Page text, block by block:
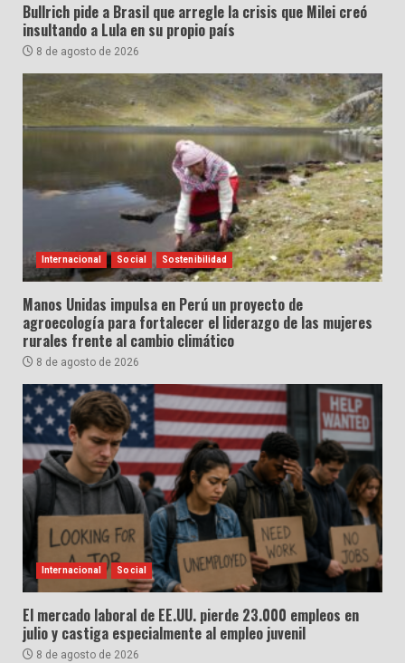
Bullrich pide a Brasil que arregle la crisis que Milei creó
insultando a Lula en su propio país
8 de agosto de 2026
Internacional Social Sostenibilidad
Manos Unidas impulsa en Perú un proyecto de
agroecología para fortalecer el liderazgo de las mujeres
rurales frente al cambio climático
8 de agosto de 2026
Internacional Social
El mercado laboral de EE.UU. pierde 23.000 empleos en
julio y castiga especialmente al empleo juvenil
8 de agosto de 2026